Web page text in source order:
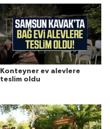
Konteyner ev alevlere
teslim oldu